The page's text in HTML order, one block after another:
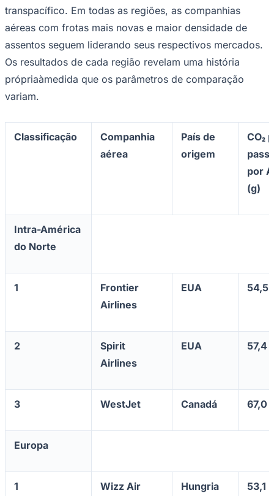
transpacífico. Em todas as regiões, as companhias
aéreas com frotas mais novas e maior densidade de
assentos seguem liderando seus respectivos mercados.
Os resultados de cada região revelam uma história
própriaàmedida que os parâmetros de comparação
variam.
Classificação
Companhia
aérea
País de
origem
CO₂
por
(g)
Intra-América
do Norte
1
Frontier
Airlines
EUA 54,5
2
Spirit
Airlines
EUA 57,4
3 WestJet Canadá 67,0
Europa
1 Wizz Air Hungria 53,1